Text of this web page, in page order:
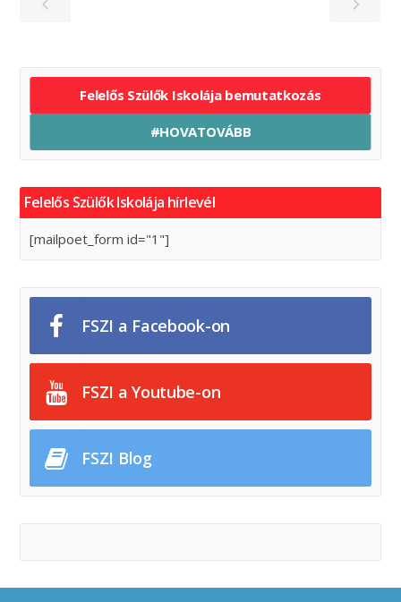
Felelős Szülők Iskolája bemutatkozás
#HOVATOVÁBB
Felelős Szülők Iskolája hírlevél
[mailpoet_form id="1"]
FSZI a Facebook-on
FSZI a Youtube-on
FSZI Blog